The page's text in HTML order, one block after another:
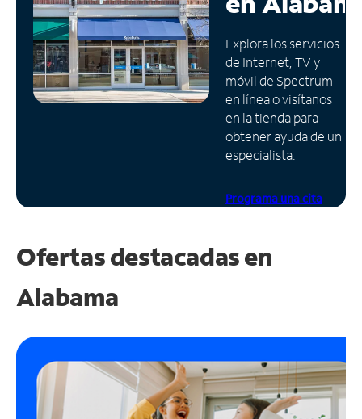
Administrar
cuenta
Encuentra
una
tienda
Explora los servicios
de Internet, TV y
móvil de Spectrum
en línea o visítanos
en la tienda para
obtener ayuda de un
especialista.
Programa una cita
Ofertas destacadas en
Alabama